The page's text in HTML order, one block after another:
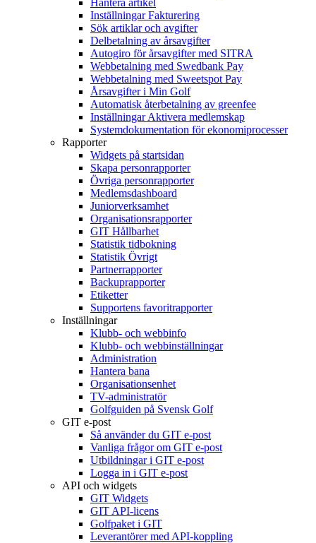
Hantera artikel
Inställningar Fakturering
Sök artiklar och avgifter
Delbetalning av årsavgifter
Autogiro för årsavgifter med SITRA
Webbetalning med Swedbank Pay
Webbetalning med Sweetspot Pay
Årsavgifter i Min Golf
Automatisk återbetalning av greenfee
Inställningar Aktivera medlemskap
Systemdokumentation för ekonomiprocesser
Rapporter
Widgets på startsidan
Skapa personrapporter
Övriga personrapporter
Medlemsdashboard
Juniorverksamhet
Organisationsrapporter
GIT Hållbarhet
Statistik tidbokning
Statistik Övrigt
Partnerrapporter
Backuprapporter
Etiketter
Supportens favoritrapporter
Inställningar
Klubb- och webbinfo
Klubb- och webbinställningar
Administration
Hantera bana
Organisationsenhet
TV-administratör
Golfguiden på Svensk Golf
GIT e-post
Så använder du GIT e-post
Vanliga frågor om GIT e-post
Utbildningar i GIT e-post
Logga in i GIT e-post
API och widgets
GIT Widgets
GIT API-licens
Golfpaket i GIT
Leverantörer med API-koppling